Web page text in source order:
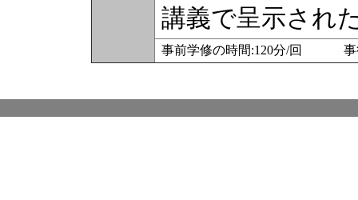
講義で呈示され
事前学修の時間:120分/回 事